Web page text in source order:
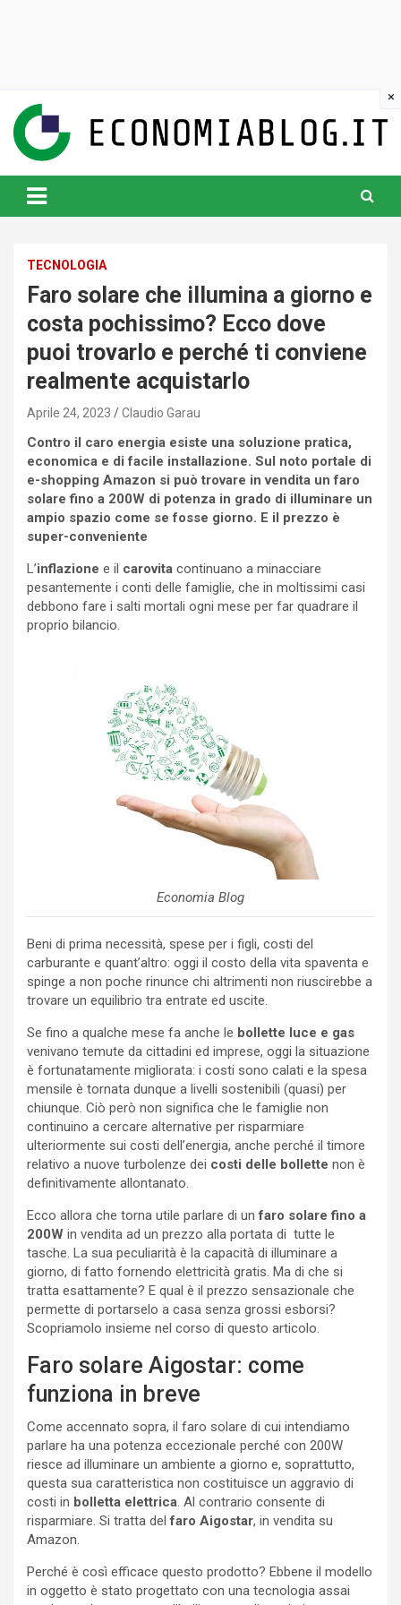
content
www.economiablog.it
TECNOLOGIA
Faro solare che illumina a giorno e
costa pochissimo? Ecco dove
puoi trovarlo e perché ti conviene
realmente acquistarlo
Aprile 24, 2023 Claudio Garau
Contro il caro energia esiste una soluzione pratica,
economica e di facile installazione. Sul noto portale di
e-shopping Amazon si può trovare in vendita un faro
solare fino a 200W di potenza in grado di illuminare un
ampio spazio come se fosse giorno. E il prezzo è
super-conveniente
L’inflazione e il carovita continuano a minacciare
pesantemente i conti delle famiglie, che in moltissimi casi
debbono fare i salti mortali ogni mese per far quadrare il
proprio bilancio.
Economia Blog
Beni di prima necessità, spese per i figli, costi del
carburante e quant’altro: oggi il costo della vita spaventa e
spinge a non poche rinunce chi altrimenti non riuscirebbe a
trovare un equilibrio tra entrate ed uscite.
Se fino a qualche mese fa anche le bollette luce e gas
venivano temute da cittadini ed imprese, oggi la situazione
è fortunatamente migliorata: i costi sono calati e la spesa
mensile è tornata dunque a livelli sostenibili (quasi) per
chiunque. Ciò però non significa che le famiglie non
continuino a cercare alternative per risparmiare
ulteriormente sui costi dell’energia, anche perché il timore
relativo a nuove turbolenze dei costi delle bollette non è
definitivamente allontanato.
Ecco allora che torna utile parlare di un faro solare fino a
200W in vendita ad un prezzo alla portata di tutte le
tasche. La sua peculiarità è la capacità di illuminare a
giorno, di fatto fornendo elettricità gratis. Ma di che si
tratta esattamente? E qual è il prezzo sensazionale che
permette di portarselo a casa senza grossi esborsi?
Scopriamolo insieme nel corso di questo articolo.
Faro solare Aigostar: come
funziona in breve
Come accennato sopra, il faro solare di cui intendiamo
parlare ha una potenza eccezionale perché con 200W
riesce ad illuminare un ambiente a giorno e, soprattutto,
questa sua caratteristica non costituisce un aggravio di
costi in bolletta elettrica . Al contrario consente di
risparmiare. Si tratta delfaro Aigostar, in vendita su
Amazon.
Perché è così efficace questo prodotto? Ebbene il modello
in oggetto è stato progettato con una tecnologia assai